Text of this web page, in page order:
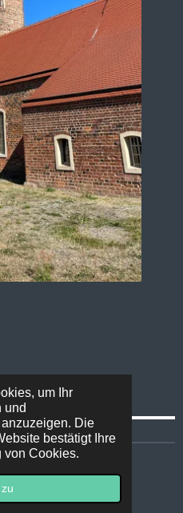
um Ihr
und
Die
bestätigt Ihre
von Cookies.
Was für die Seele